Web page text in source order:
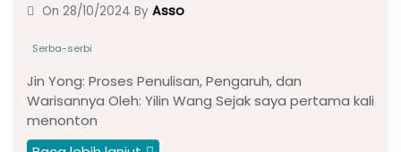
On 28/10/2024 By Asso
Serba-serbi
Jin Yong: Proses Penulisan, Pengaruh, dan
Warisannya Oleh: Yilin Wang Sejak saya pertama kali
menonton